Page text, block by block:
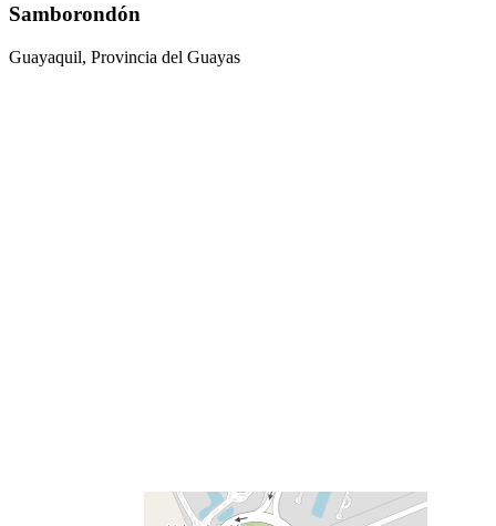
Samborondón
Guayaquil, Provincia del Guayas